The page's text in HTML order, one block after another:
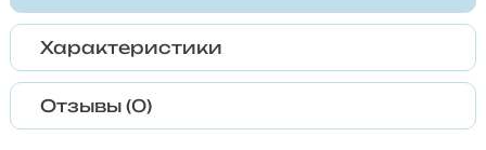
Характеристики
Отзывы (0)